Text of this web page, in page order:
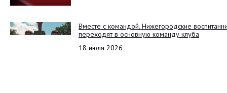
Вместе с командой. Нижегородские
переходят в основную команду клуба
18 июля 2026